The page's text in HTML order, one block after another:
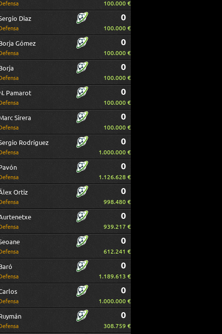
100.000 €
Diaz 0
100.000 €
Gómez 0
100.000 €
0
100.000 €
Pamarot 0
100.000 €
Sirera 0
100.000 €
Rodríguez 0
1.000.000 €
0
1.126.628 €
Ortiz 0
998.480 €
0
939.217 €
0
612.241 €
0
1.189.613 €
0
1.000.000 €
0
308.759 €